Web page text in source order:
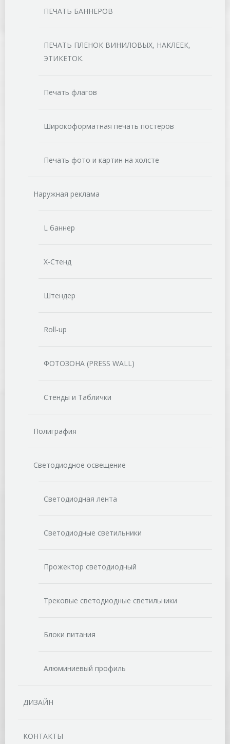
ПЕЧАТЬ БАННЕРОВ
ПЕЧАТЬ ПЛЕНОК ВИНИЛОВЫХ, НАКЛЕЕК,
ЭТИКЕТОК.
Печать флагов
Широкоформатная печать постеров
Печать фото и картин на холсте
Наружная реклама
L баннер
Х-Стенд
Штендер
Roll-up
ФОТОЗОНА (PRESS WALL)
Стенды и Таблички
Полиграфия
Светодиодное освещение
Светодиодная лента
Светодиодные светильники
Прожектор светодиодный
Трековые светодиодные светильники
Блоки питания
Алюминиевый профиль
ДИЗАЙН
КОНТАКТЫ